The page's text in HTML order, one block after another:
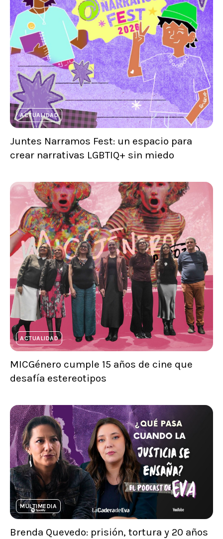
ACTUALIDAD
Juntes Narramos Fest: un espacio para
crear narrativas LGBTIQ+ sin miedo
ACTUALIDAD
MICGénero cumple 15 años de cine que
desafía estereotipos
MULTIMEDIA
Brenda Quevedo: prisión, tortura y 20 años